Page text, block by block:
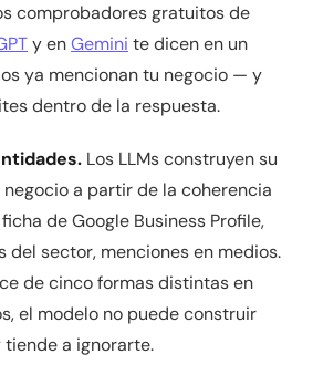
comprobadores gratuitos de
y enGemini te dicen en un
ya mencionan tu negocio — y
dentro de la respuesta.
Los LLMs construyen su
a partir de la coherencia
de Google Business Profile,
del sector, menciones en medios.
de cinco formas distintas en
el modelo no puede construir
a ignorarte.